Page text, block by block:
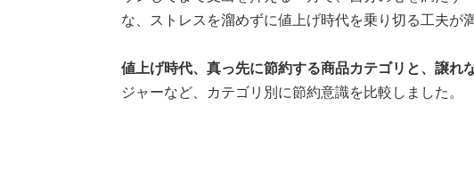
な、ストレスを溜めずに値上げ時代を乗り切る工夫が
値上げ時代、真っ先に節約する商品カテゴリと、譲れ
ジャーなど、カテゴリ別に節約意識を比較しました。